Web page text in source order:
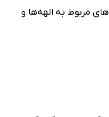
مربوط به الهه‌ها و